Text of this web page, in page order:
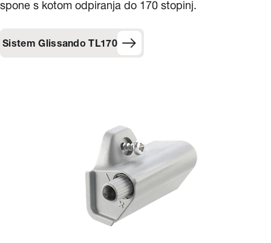
spone s kotom odpiranja do 170 stopinj.
Sistem Glissando TL170